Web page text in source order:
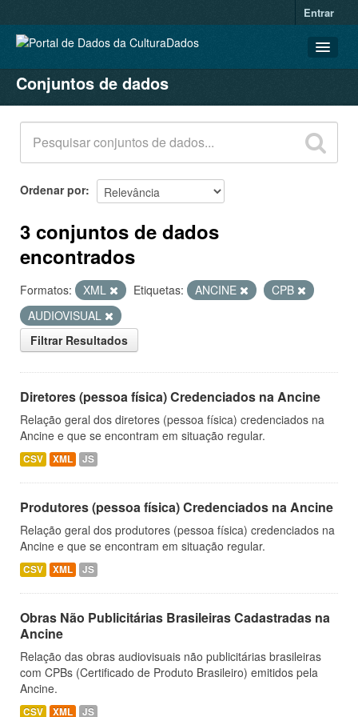
Entrar
CONJUNTOS DE DADOS
ORGANIZAÇÕES
GRUPOS
SOBRE
Conjuntos de dados
Ordenar por
3 conjuntos de dados
encontrados
Formatos: XML Etiquetas: ANCINE
CPB
AUDIOVISUAL
Filtrar Resultados
Diretores (pessoa física) Credenciados na Ancine
Relação geral dos diretores (pessoa física) credenciados na
Ancine e que se encontram em situação regular.
CSV XML JS
Produtores (pessoa física) Credenciados na Ancine
Relação geral dos produtores (pessoa física) credenciados na
Ancine e que se encontram em situação regular.
CSV XML JS
Obras Não Publicitárias Brasileiras Cadastradas na
Ancine
Relação das obras audiovisuais não publicitárias brasileiras
com CPBs (Certificado de Produto Brasileiro) emitidos pela
Ancine.
CSV XML JS